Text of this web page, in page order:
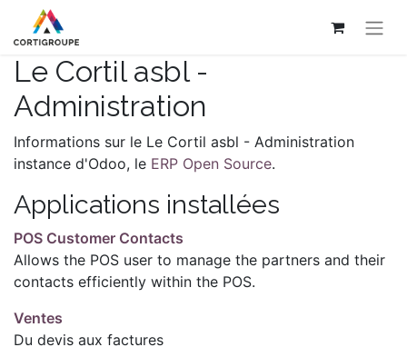
Le Cortil asbl -
Administration
Informations sur le Le Cortil asbl - Administration
instance d'Odoo, le ERP Open Source.
Applications installées
POS Customer Contacts
Allows the POS user to manage the partners and their
contacts efficiently within the POS.
Ventes
Du devis aux factures